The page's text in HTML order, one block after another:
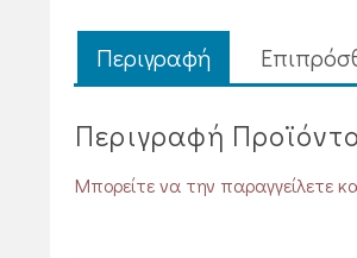
Περιγραφή
Περιγραφή
Μπορείτε να την παραγγείλετε